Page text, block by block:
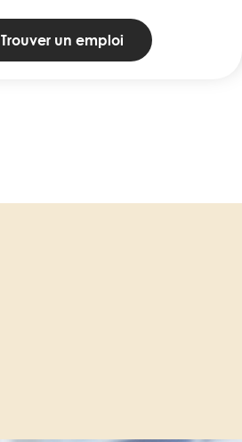
Trouver un emploi